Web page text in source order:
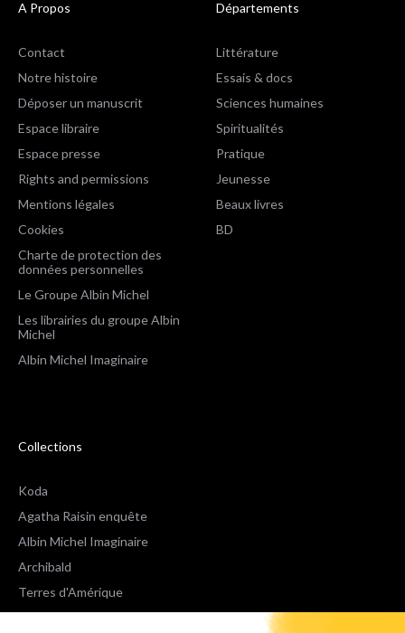
A Propos
Contact
Notre histoire
Déposer un manuscrit
Espace libraire
Espace presse
Rights and permissions
Mentions légales
Cookies
Charte de protection des
données personnelles
Le Groupe Albin Michel
Les librairies du groupe Albin
Michel
Albin Michel Imaginaire
Départements
Littérature
Essais & docs
Sciences humaines
Spiritualités
Pratique
Jeunesse
Beaux livres
BD
Collections
Koda
Agatha Raisin enquête
Albin Michel Imaginaire
Archibald
Terres d'Amérique
Espaces Libres Poche